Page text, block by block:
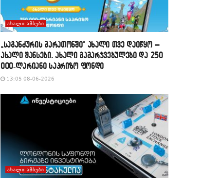
ᲐᲮᲐᲚᲘ ᲐᲛᲑᲔᲑᲘ
„საგანძურის მარათონში“ ახალი თვე დაიწყო –
ახალი შანსები, ახალი გამარჯვებულები და 250
000-ლარიანი საპრიზო ფონდი
13:05 08-06-2026
ᲐᲮᲐᲚᲘ ᲐᲛᲑᲔᲑᲘ